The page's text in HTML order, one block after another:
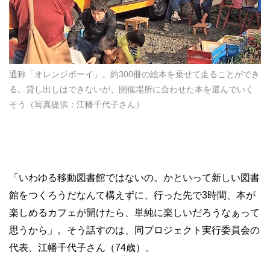
通称「オレンジボーイ」。約300冊の絵本を乗せて走ることができ
る。貸し出しはできないが、開催場所に合わせた本を選んでいく
そう（写真提供：江幡千代子さん）
「いわゆる移動図書館ではないの。かといって新しい図書
館をつくろうだなんて構えずに、行った先で3時間、本が
楽しめるカフェが開けたら、単純に楽しいだろうなぁって
思うから」。そう話すのは、同プロジェクト実行委員会の
代表、江幡千代子さん（74歳）。